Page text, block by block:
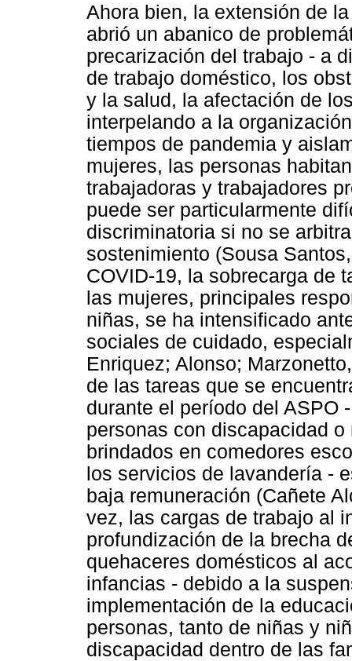
Ahora bien, la extensión de
abrió un abanico de
precarización del trabajo - a
de trabajo doméstico, los
y la salud, la afectación de
interpelando a la
tiempos de pandemia y
mujeres, las personas
trabajadoras y trabajadores
puede ser particularmente
discriminatoria si no se
sostenimiento (Sousa
COVID-19, la sobrecarga de
las mujeres, principales
niñas, se ha intensificado
sociales de cuidado,
Enriquez; Alonso;
de las tareas que se
durante el período del ASPO
personas con discapacidad
brindados en comedores
los servicios de lavandería -
baja remuneración (Cañete
vez, las cargas de trabajo al
profundización de la brecha
quehaceres domésticos al
infancias - debido a la
implementación de la
personas, tanto de niñas y
discapacidad dentro de las